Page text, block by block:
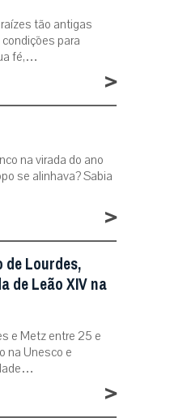
tão antigas
para
fé,…
>
na virada do ano
se alinhava? Sabia
>
Lourdes,
de Leão XIV na
e Metz entre 25 e
na Unesco e
>